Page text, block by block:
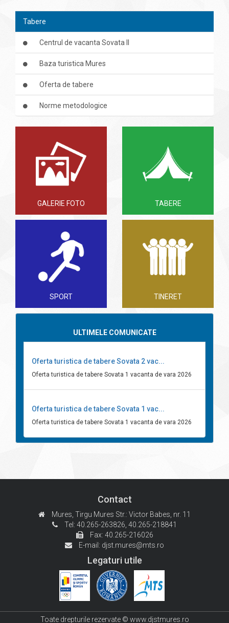
Tabere
Centrul de vacanta Sovata II
Baza turistica Mures
Oferta de tabere
Norme metodologice
GALERIE FOTO TABERE
SPORT TINERET
ULTIMELE COMUNICATE
Oferta turistica de tabere Sovata 2 vac...
Oferta turistica de tabere Sovata 1 vacanta de vara 2026
Oferta turistica de tabere Sovata 1 vac...
Oferta turistica de tabere Sovata 1 vacanta de vara 2026
Contact
Mures, Tirgu Mures Str.: Victor Babes, nr. 11
Tel: 40.265-263826, 40.265-218841
Fax: 40.265-216026
E-mail: djst.mures@mts.ro
Legaturi utile
Toate drepturile rezervate © www.djstmures.ro